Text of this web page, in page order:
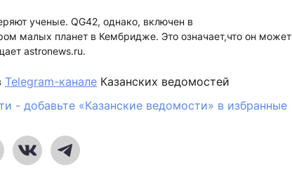
ученые. QG42, однако, включен в
малых планет в Кембридже. Это означает,что он может
astronews.ru.
Telegram-канале Казанских ведомостей
- добавьте «Казанские ведомости» в избранные